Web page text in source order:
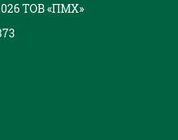
ТОВ «ПМХ»